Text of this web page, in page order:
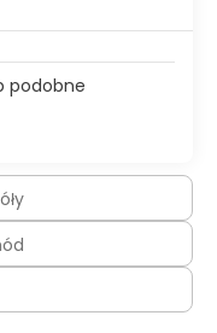
podobne